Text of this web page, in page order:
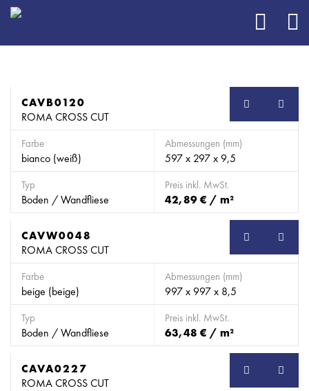
SB
CAVB0120
ROMA CROSS CUT
Farbe
bianco (weiß)
Abmessungen (mm)
597 x 297 x 9,5
Typ
Boden / Wandfliese
Preis inkl. MwSt.
42,89 € / m²
SB
CAVW0048
ROMA CROSS CUT
Farbe
beige (beige)
Abmessungen (mm)
997 x 997 x 8,5
Typ
Boden / Wandfliese
Preis inkl. MwSt.
63,48 € / m²
SB
CAVA0227
ROMA CROSS CUT